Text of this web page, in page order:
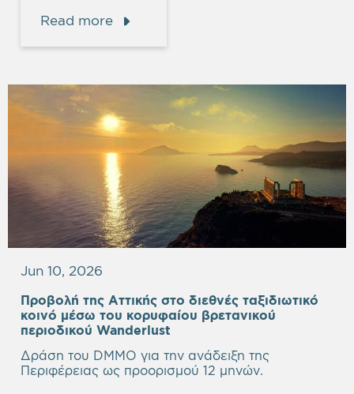
Read more
Jun 10, 2026
Προβολή της Αττικής στο διεθνές ταξιδιωτικό
κοινό μέσω του κορυφαίου βρετανικού
περιοδικού Wanderlust
Δράση του DMMO για την ανάδειξη της
Περιφέρειας ως προορισμού 12 μηνών.